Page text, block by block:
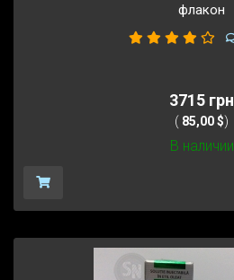
флакон
3715 грн
( 85,00 $)
В наличии